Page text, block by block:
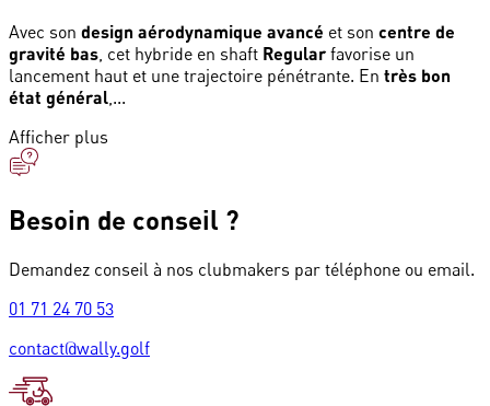
Avec son design aérodynamique avancé et son centre de
gravité bas, cet hybride en shaft Regular favorise un
lancement haut et une trajectoire pénétrante. En très bon
état général,...
Afficher plus
Besoin de conseil ?
Demandez conseil à nos clubmakers par téléphone ou email.
01 71 24 70 53
contact@wally.golf